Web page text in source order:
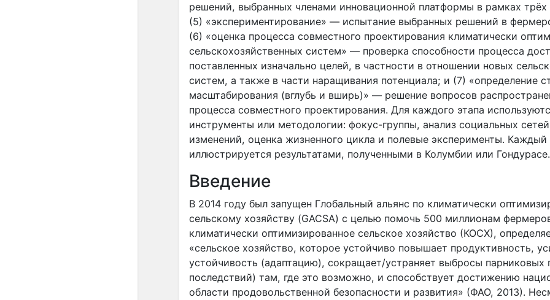
решений, выбранных членами инновационной платформы в рамках
(5) «экспериментирование» — испытание выбранных решений в
(6) «оценка процесса совместного проектирования климатически
сельскохозяйственных систем» — проверка способности процесса
поставленных изначально целей, в частности в отношении новых
систем, а также в части наращивания потенциала; и (7) «определение
масштабирования (вглубь и вширь)» — решение вопросов
процесса совместного проектирования. Для каждого этапа
инструменты или методологии: фокус-группы, анализ социальных
изменений, оценка жизненного цикла и полевые эксперименты. Каждый
иллюстрируется результатами, полученными в Колумбии или Гондурасе.
Введение
В 2014 году был запущен Глобальный альянс по климатически
сельскому хозяйству (GACSA) с целью помочь 500 миллионам
климатически оптимизированное сельское хозяйство (КОСХ),
«сельское хозяйство, которое устойчиво повышает продуктивность,
устойчивость (адаптацию), сокращает/устраняет выбросы парниковых
последствий) там, где это возможно, и способствует достижению
области продовольственной безопасности и развития» (ФАО, 2013).